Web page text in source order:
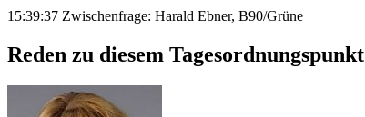
15:39:37 Zwischenfrage: Harald Ebner, B90/Grüne
Reden zu diesem Tagesordnungspunkt